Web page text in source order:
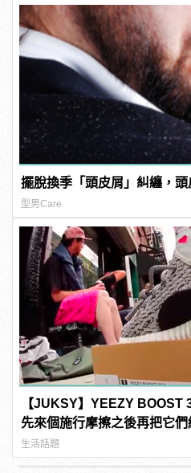
擺脫換季「頭皮屑」糾纏，頭
型男Care
【JUKSY】YEEZY BOOST
先來個施行摩擦之後再把它們
生活話題